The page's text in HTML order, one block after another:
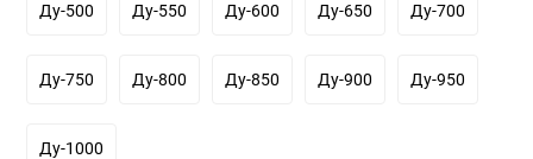
Ду-500 Ду-550 Ду-600 Ду-650 Ду-700
Ду-750 Ду-800 Ду-850 Ду-900 Ду-950
Ду-1000